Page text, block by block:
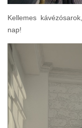
Kellemes
nap!